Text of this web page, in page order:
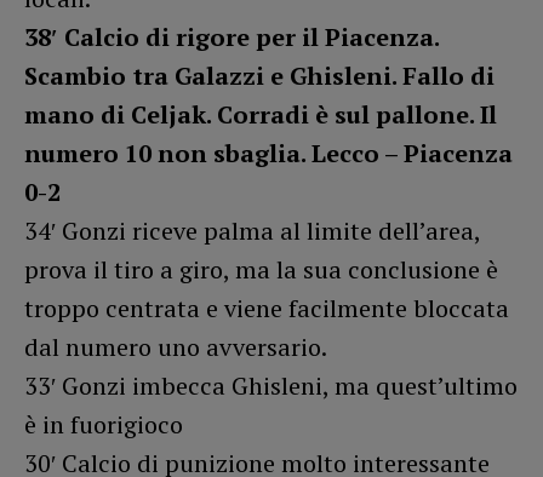
38′ Calcio di rigore per il Piacenza.
Scambio tra Galazzi e Ghisleni. Fallo di
mano di Celjak. Corradi è sul pallone. Il
numero 10 non sbaglia. Lecco – Piacenza
0-2
34′ Gonzi riceve palma al limite dell’area,
prova il tiro a giro, ma la sua conclusione è
troppo centrata e viene facilmente bloccata
dal numero uno avversario.
33′ Gonzi imbecca Ghisleni, ma quest’ultimo
è in fuorigioco
30′ Calcio di punizione molto interessante